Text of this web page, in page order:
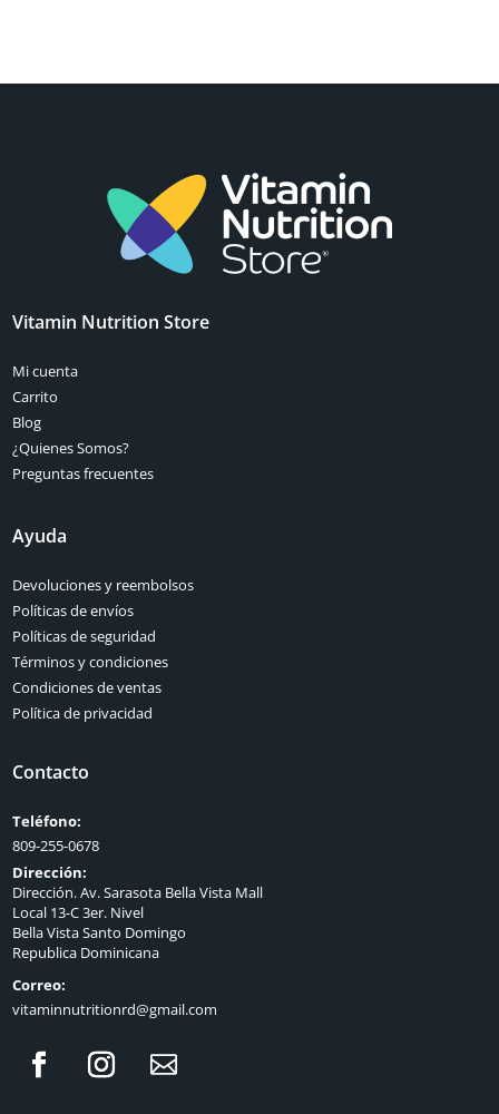
Vitamin Nutrition Store
Mi cuenta
Carrito
Blog
¿Quienes Somos?
Preguntas frecuentes
Ayuda
Devoluciones y reembolsos
Políticas de envíos
Políticas de seguridad
Términos y condiciones
Condiciones de ventas
Política de privacidad
Contacto
Teléfono:
809-255-0678
Dirección:
Dirección. Av. Sarasota Bella Vista Mall
Local 13-C 3er. Nivel
Bella Vista Santo Domingo
Republica Dominicana
Correo:
vitaminnutritionrd@gmail.com